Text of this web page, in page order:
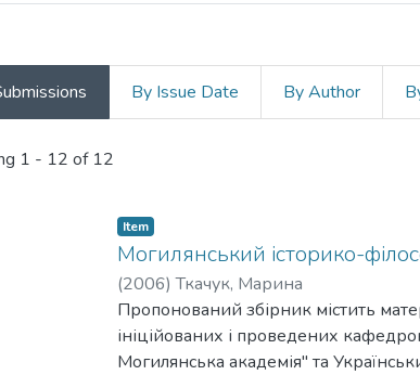
By Issue Date By Author
1 - 12 of 12
Item
Могилянський історико-
(2006)Ткачук, Марина
Пропонований збірник містить
ініційованих і проведених
Могилянська академія" та